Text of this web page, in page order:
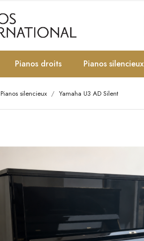
Pianos droits Pianos silencieux
Pianos silencieux Yamaha U3 AD Silent